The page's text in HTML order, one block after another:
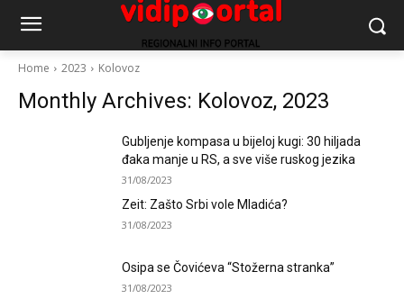
Home 2023 Kolovoz
Monthly Archives: Kolovoz, 2023
Gubljenje kompasa u bijeloj kugi: 30 hiljada
đaka manje u RS, a sve više ruskog jezika
31/08/2023
Zeit: Zašto Srbi vole Mladića?
31/08/2023
Osipa se Čovićeva “Stožerna stranka”
31/08/2023